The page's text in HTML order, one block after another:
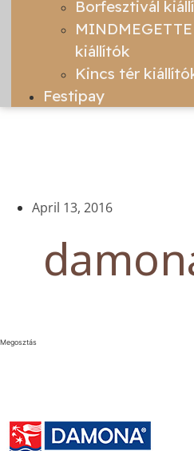
Borfesztivál
kiállítók
Kincs tér
Festipay
April 13, 2016
Megosztás